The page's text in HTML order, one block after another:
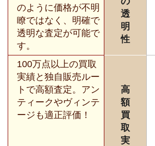
のように価格が不明
瞭ではなく、明確で
透明な査定が可能で
す。
透
明
性
100万点以上の買取
実績と独自販売ルー
トで高額査定。アン
ティークやヴィンテ
ージも適正評価！
高
額
買
取
実